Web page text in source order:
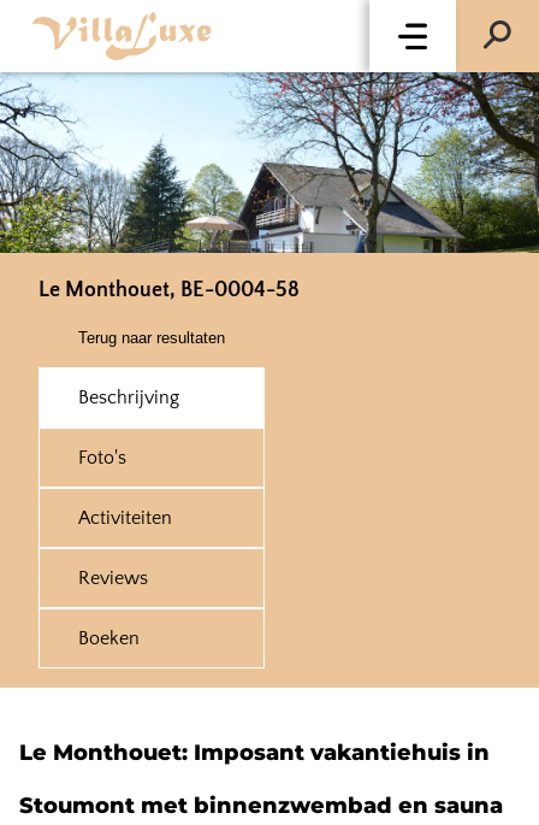
Le Monthouet, BE-0004-58
Terug naar resultaten
Beschrijving
Foto's
Activiteiten
Reviews
Boeken
Le Monthouet: Imposant vakantiehuis in
Stoumont met binnenzwembad en sauna